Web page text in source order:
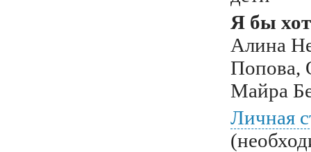
Я бы
Алина
Попова,
Майра
Личная